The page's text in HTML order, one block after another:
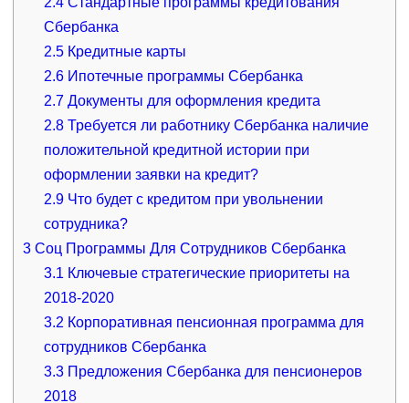
Сбербанка
2.5 Кредитные карты
2.6 Ипотечные программы Сбербанка
2.7 Документы для оформления кредита
2.8 Требуется ли работнику Сбербанка наличие
положительной кредитной истории при
оформлении заявки на кредит?
2.9 Что будет с кредитом при увольнении
сотрудника?
3Соц Программы Для Сотрудников Сбербанка
3.1 Ключевые стратегические приоритеты на
2018-2020
3.2 Корпоративная пенсионная программа для
сотрудников Сбербанка
3.3 Предложения Сбербанка для пенсионеров
2018